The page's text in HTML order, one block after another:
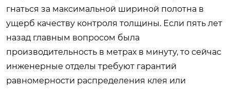
гнаться за максимальной шириной полотна в
ущерб качеству контроля толщины. Если пять лет
назад главным вопросом была
производительность в метрах в минуту, то сейчас
инженерные отделы требуют гарантий
равномерности распределения клея или